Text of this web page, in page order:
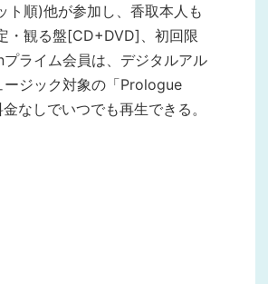
順)他が参加し、香取本人も
・観る盤[CD+DVD]、初回限
ライム会員は、デジタルアル
ジック対象の「Prologue
なしでいつでも再生できる。